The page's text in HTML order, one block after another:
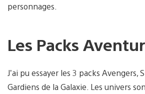
personnages.
Les Packs
J’ai pu essayer les 3 packs Avengers,
Gardiens de la Galaxie. Les univers